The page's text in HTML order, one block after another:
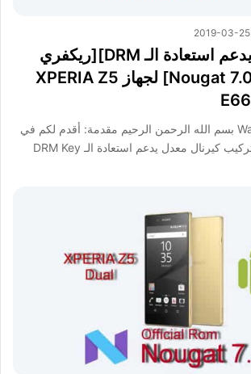
2019-03-25
[كيرنال معدل يدعم استعادة الـ DRM][ريكفري
TWRP][روت Nougat 7.0] لجهاز XPERIA Z5
الكاتب: Waleed Salem بسم الله الرحمن الرحيم مقدمة: أقدم لكم في
هذا الموضوع طريقة تركيب كيرنال معدل يدعم استعادة الـ DRM Key